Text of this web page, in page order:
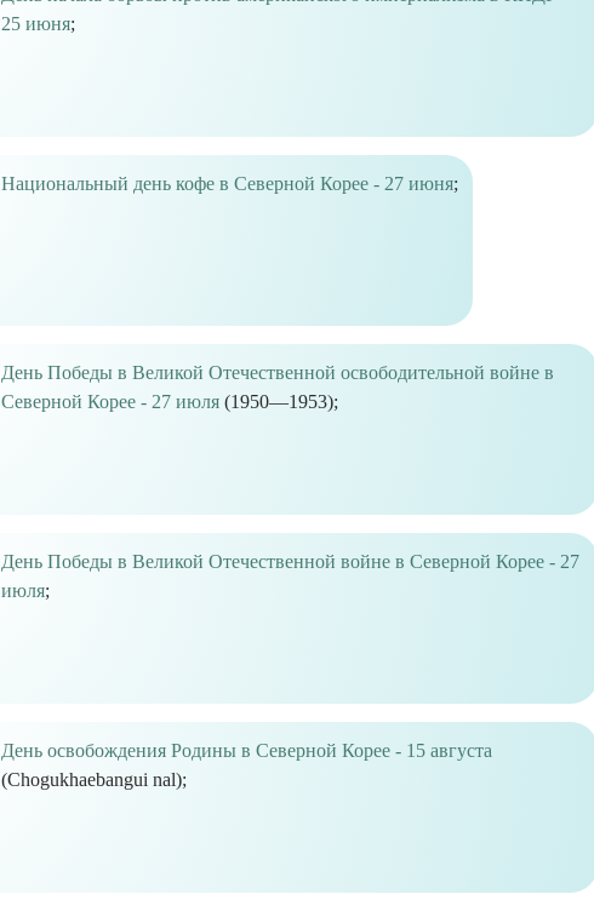
25 июня;
Национальный день кофе в Северной Корее - 27 июня;
День Победы в Великой Отечественной освободительной войне в
Северной Корее - 27 июля (1950—1953);
День Победы в Великой Отечественной войне в Северной Корее - 27
июля;
День освобождения Родины в Северной Корее - 15 августа
(Chogukhaebangui nal);